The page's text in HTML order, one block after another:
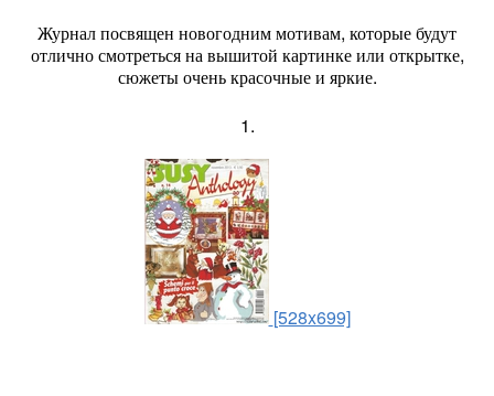
Журнал посвящен новогодним мотивам, которые будут
отлично смотреться на вышитой картинке или открытке,
сюжеты очень красочные и яркие.
1.
[528x699]